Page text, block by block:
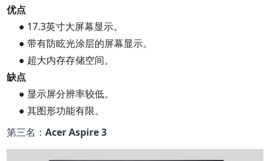
优点
● 17.3英寸大屏幕显示。
● 带有防眩光涂层的屏幕显示。
● 超大内存存储空间。
缺点
● 显示屏分辨率较低。
● 其图形功能有限。
第三名：Acer Aspire 3